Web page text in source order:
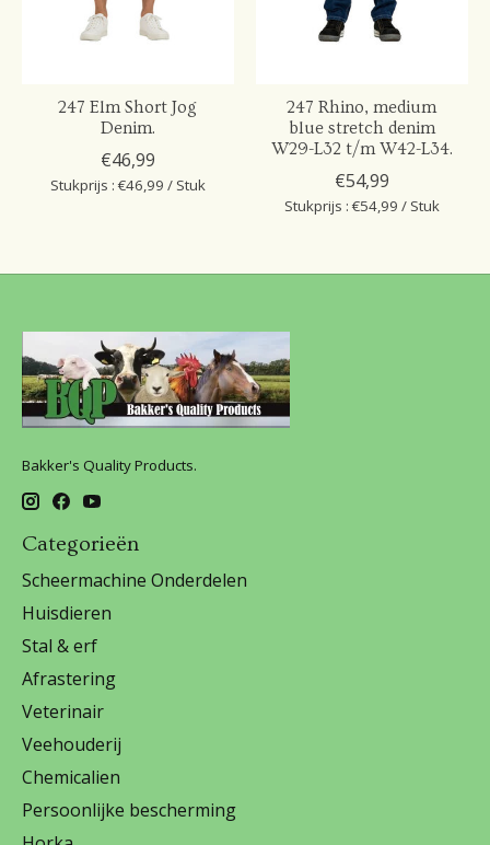
247 Elm Short Jog
Denim.
€46,99
Stukprijs : €46,99 / Stuk
247 Rhino, medium
blue stretch denim
W29-L32 t/m W42-L34.
€54,99
Stukprijs : €54,99 / Stuk
Bakker's Quality Products.
Categorieën
Scheermachine Onderdelen
Huisdieren
Stal & erf
Afrastering
Veterinair
Veehouderij
Chemicalien
Persoonlijke bescherming